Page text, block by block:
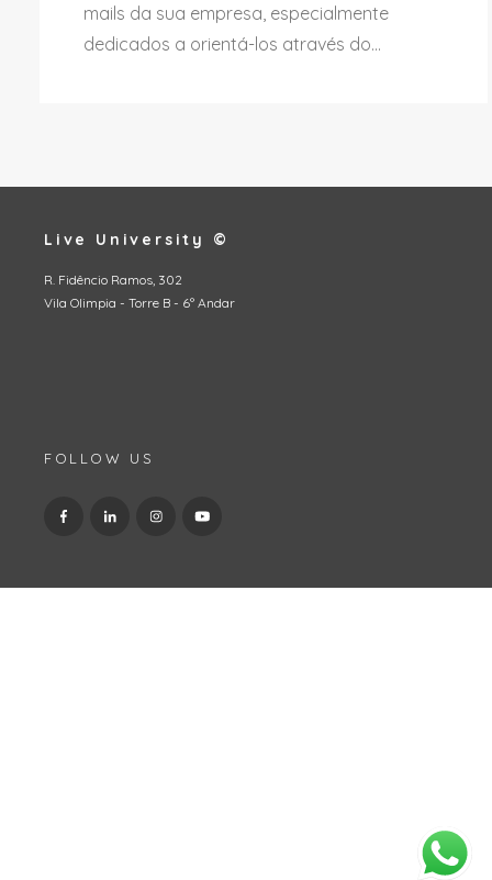
mails da sua empresa, especialmente
dedicados a orientá-los através do...
Live University ©
R. Fidêncio Ramos, 302
Vila Olimpia - Torre B - 6º Andar
FOLLOW US